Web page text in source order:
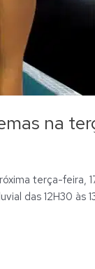
na
terça-feira,
das 12H30